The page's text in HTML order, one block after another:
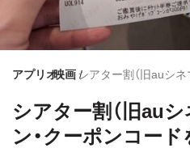
動
アプリオ映画シアター割（旧auシ
シアター割（旧au
ン・クーポンコー